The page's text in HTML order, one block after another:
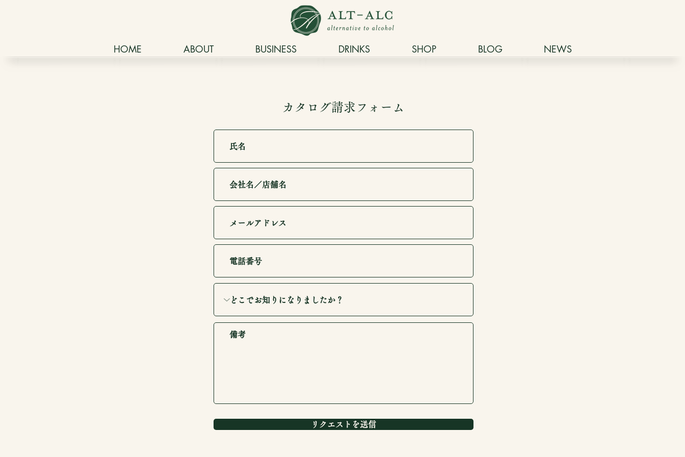
HOME ABOUT BUSINESS DRINKS SHOP BLOG NEWS
カタログ請求フォーム
リクエストを送信